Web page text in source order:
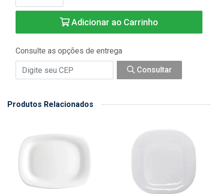
Adicionar ao Carrinho
Consulte as opções de entrega
Consultar
Produtos Relacionados